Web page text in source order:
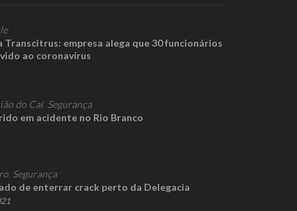
Transcitrus: empresa alega que 30 funcionários
ao coronavírus
do Caí, Segurança
em acidente no Rio Branco
Segurança
de enterrar crack perto da Delegacia